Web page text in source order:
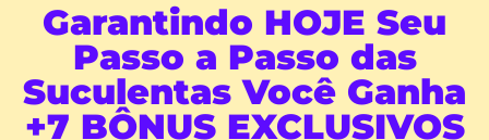
Garantindo HOJE Seu
Passo a Passo das
Suculentas Você Ganha
+7 BÔNUS EXCLUSIVOS